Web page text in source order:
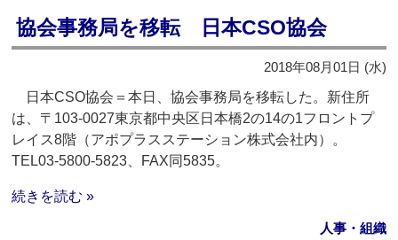
協会事務局を移転 日本CSO協会
2018年08月01日 (水)
日本CSO協会＝本日、協会事務局を移転した。新住所
は、〒103-0027東京都中央区日本橋2の14の1フロントプ
レイス8階（アポプラスステーション株式会社内）。
TEL03-5800-5823、FAX同5835。
続きを読む »
人事・組織